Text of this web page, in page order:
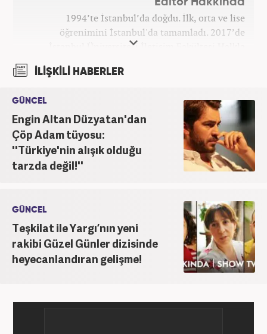
1994’te İstanbul’da doğdu. İlk, orta ve lise
öğrenimini İstanbul'da tamamladı. 2017’de
İstanbul Üniversitesi İletişim Fakültesi Halkla
2017’den beri Kanal7 Medya Grubu’na bağlı
etmektedir.
İLİŞKİLİ HABERLER
GÜNCEL
Engin Altan Düzyatan'dan
Çöp Adam tüyosu:
''Türkiye'nin alışık olduğu
tarzda değil!''
GÜNCEL
Teşkilat ile Yargı’nın yeni
rakibi Güzel Günler dizisinde
heyecanlandıran gelişme!